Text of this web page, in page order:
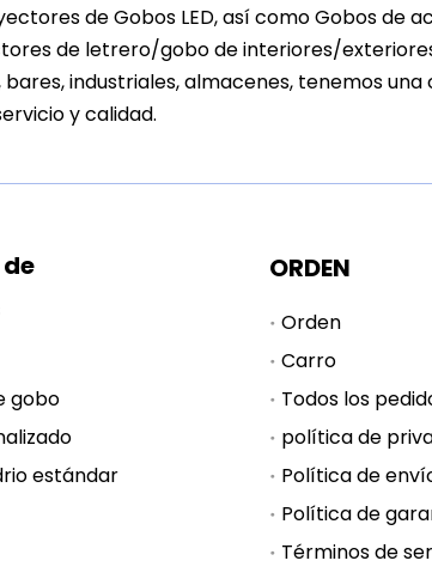
de Gobos LED, así como Gobos de
de letrero/gobo de interiores/
bares, industriales, almacenes, tenemos
y calidad.
gobo
estándar
ORDEN
Orden
Carro
Todos los
política de
Política de
Términos de